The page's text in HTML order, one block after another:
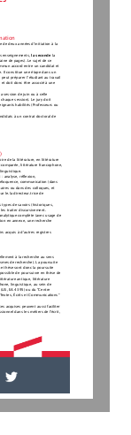
de deux années d’initiation à la
enseignements, la seconde la
de pages). Le sujet de ce
accord entre un candidat et
Il constitue une étape dans un
peut préparer l’étudiant au travail
et doit donc être associé à une
session de juin ou à celle
session). Le jury doit
habilités (Professeurs ou
à un contrat doctoral de
de la littérature, en littérature
comparée, littérature francophone,
analyse, réflexion,
communication (dans
ou dans des colloques, et
le.la directeur.trice de
types de savoirs (historiques,
traiter discursivement.
complète (avec usage de
en annexe, une recherche
acquis à d’autres registres
à la recherche au sens
de recherche). La poursuite
thèse sont donc la poursuite
de poursuivre en thèse de
antique, littérature
linguistique, au sein de
EA 4395) ou du "Centre
Écrits et Communications"
acquises peuvent aussi faciliter
dans les métiers de l'écrit,